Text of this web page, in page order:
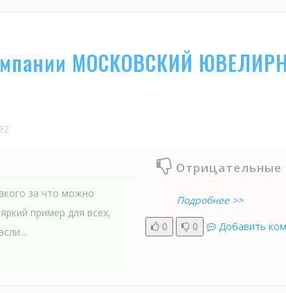
МОСКОВСКИЙ
за что можно
пример для всех,
Отрицательные
Подробнее >>
0
0 Добавить